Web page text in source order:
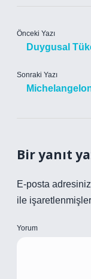
Önceki Yazı
Duygusal
Sonraki Yazı
Bir yanıt
E-posta
ile
Yorum